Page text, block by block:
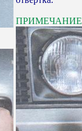
ПРИМЕЧАНИЕ